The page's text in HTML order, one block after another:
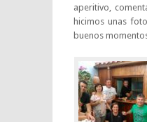
aperitivo,
hicimos unas
buenos